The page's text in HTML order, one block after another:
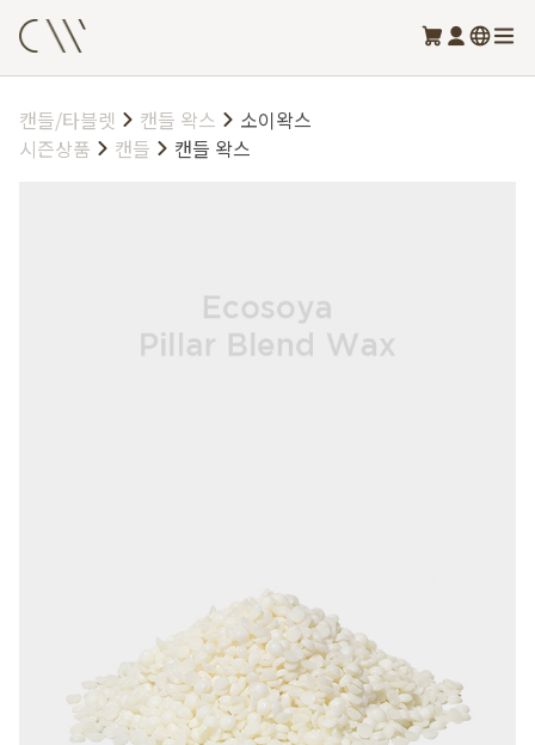
캔들/타블렛 캔들 왁스
소이왁스
시즌상품
캔들 캔들 왁스